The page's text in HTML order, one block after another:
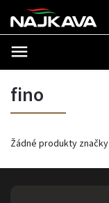
fino
Žádné produkty značky